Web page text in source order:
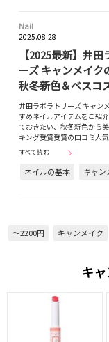
Nail
2025.08.28
【2025最新】井田
ーズ キャンメイク
秋冬新色＆ベスコ
井田ラボラトリーズ キャン
すめネイルアイテムをご紹
ておきたい、秋冬新色から
キング受賞受賞の口コミ人
すべて読む
ネイルの基本 キャン
～2200円 キャンメイク
キ